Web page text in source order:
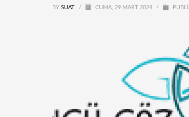
BY SUAT / CUMA, 29 MART 2024 /